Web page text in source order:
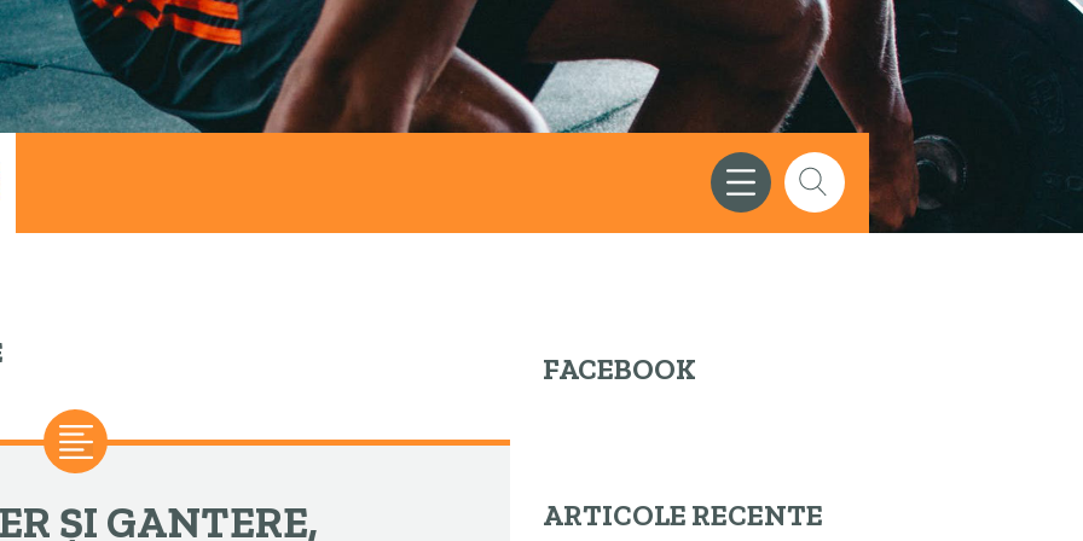
ȘI GANTERE,
FACEBOOK
ARTICOLE RECENTE